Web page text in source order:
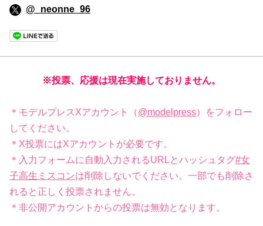
@_neonne_96
※投票、応援は現在実施しておりません。
＊モデルプレスXアカウント（@modelpress）をフォロー
してください。
＊X投票にはXアカウントが必要です。
＊入力フォームに自動入力されるURLとハッシュタグ#女
子高生ミスコンは削除しないでください。一部でも削除さ
れると正しく投票されません。
＊非公開アカウントからの投票は無効となります。